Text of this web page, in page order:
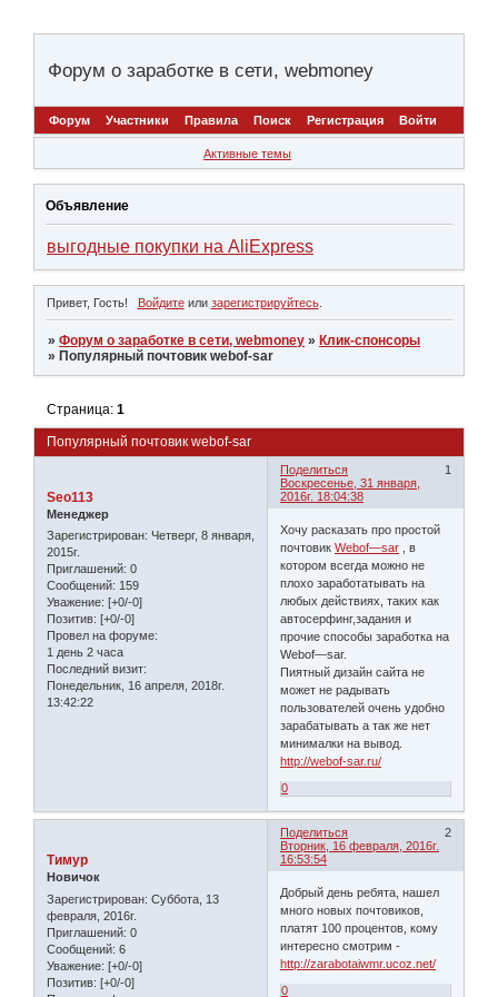
Форум о заработке в сети, webmoney
Форум Участники Правила Поиск Регистрация Войти
Активные темы
Объявление
выгодные покупки на AliExpress
Привет, Гость! Войдитеили зарегистрируйтесь.
»Форум о заработке в сети, webmoney » Клик-спонсоры
» Популярный почтовик webof-sar
Популярный почтовик webof-sar
Страница:1
Поделиться
1
Воскресенье, 31 января,
2016г. 18:04:38
Seo113
Менеджер
Зарегистрирован: Четверг, 8 января,
2015г.
Приглашений: 0
Сообщений: 159
Уважение: [+0/-0]
Позитив: [+0/-0]
Провел на форуме:
1 день 2 часа
Последний визит:
Понедельник, 16 апреля, 2018г.
13:42:22
Хочу расказать про простой
почтовикWebof—sar , в
котором всегда можно не
плохо заработатывать на
любых действиях, таких как
автосерфинг,задания и
прочие способы заработка на
Webof—sar.
Пиятный дизайн сайта не
может не радывать
пользователей очень удобно
зарабатывать а так же нет
минималки на вывод.
http://webof-sar.ru/
0
Поделиться
2
Вторник, 16 февраля, 2016г.
16:53:54
Тимур
Новичок
Зарегистрирован: Суббота, 13
февраля, 2016г.
Приглашений: 0
Сообщений: 6
Уважение: [+0/-0]
Позитив: [+0/-0]
Добрый день ребята, нашел
много новых почтовиков,
платят 100 процентов, кому
интересно смотрим -
http://zarabotaiwmr.ucoz.net/
0